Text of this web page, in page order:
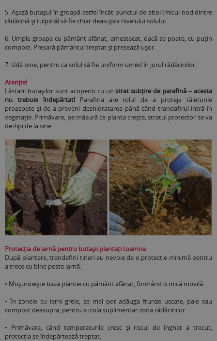
5. Așază butașul în groapă astfel încât punctul de altoi (micul nod dintre
rădăcină și tulpină) să fie chiar deasupra nivelului solului.
6. Umple groapa cu pământ afânat, amestecat, dacă se poate, cu puțin
compost. Presară pământul treptat și presează ușor.
7. Udă bine, pentru ca solul să fie uniform umed în jurul rădăcinilor.
Atenție!
Lăstarii butașilor sunt acoperiți cu unstrat subțire de parafină – acesta
nu trebuie îndepărtat!Parafina are rolul de a proteja tăieturile
proaspete și de a preveni deshidratarea până când trandafirul intră în
vegetație. Primăvara, pe măsură ce planta crește, stratul protector se va
dezlipi de la sine.
Protecția de iarnă pentru butașii plantați toamna
După plantare, trandafirii tineri au nevoie de o protecție minimă pentru
a trece cu bine peste iarnă.
• Mușuroiește baza plantei cu pământ afânat, formând o mică movilă.
• În zonele cu ierni grele, se mai pot adăuga frunze uscate, paie sau
compost deasupra, pentru a izola suplimentar zona rădăcinilor.
• Primăvara, când temperaturile cresc și riscul de îngheț a trecut,
protecția se îndepărtează treptat.